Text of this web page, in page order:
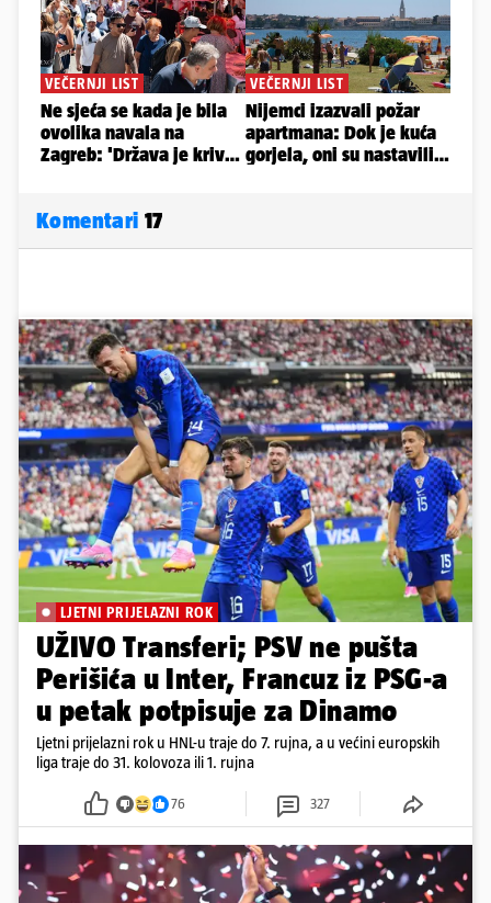
Komentari 17
LJETNI PRIJELAZNI ROK
UŽIVO Transferi; PSV ne pušta
Perišića u Inter, Francuz iz PSG-a
u petak potpisuje za Dinamo
Ljetni prijelazni rok u HNL-u traje do 7. rujna, a u većini europskih
liga traje do 31. kolovoza ili 1. rujna
76 327